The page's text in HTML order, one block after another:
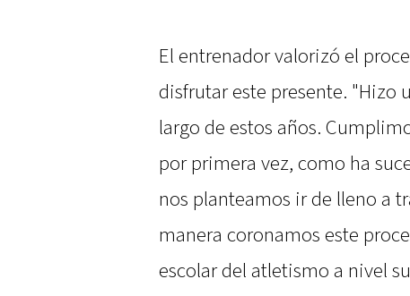
El entrenador valorizó el
disfrutar este presente. "Hizo
largo de estos años.
por primera vez, como ha
nos planteamos ir de lleno a
manera coronamos este
escolar del atletismo a nivel